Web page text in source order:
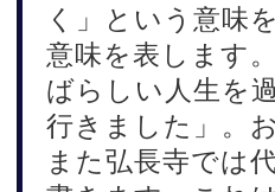
く」という意味
意味を表します
ばらしい人生を
行きました」。
また弘長寺では